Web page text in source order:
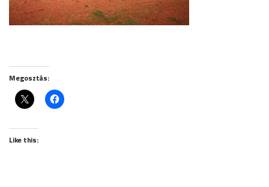
Megosztás:
Like this: